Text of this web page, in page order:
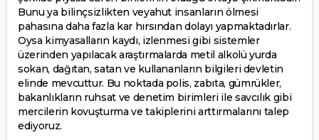
Bunu ya bilinçsizlikten veyahut insanların ölmesi
pahasına daha fazla kar hırsından dolayı yapmaktadırlar.
Oysa kimyasalların kaydı, izlenmesi gibi sistemler
üzerinden yapılacak araştırmalarda metil alkolü yurda
sokan, dağıtan, satan ve kullananların bilgileri devletin
elinde mevcuttur. Bu noktada polis, zabıta, gümrükler,
bakanlıkların ruhsat ve denetim birimleri ile savcılık gibi
mercilerin kovuşturma ve takiplerini arttırmalarını talep
ediyoruz.